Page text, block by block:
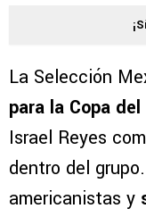
La Selección
para la Copa
Israel Reyes
dentro del
americanistas y